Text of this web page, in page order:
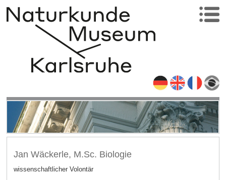
Jan Wäckerle, M.Sc. Biologie
wissenschaftlicher Volontär